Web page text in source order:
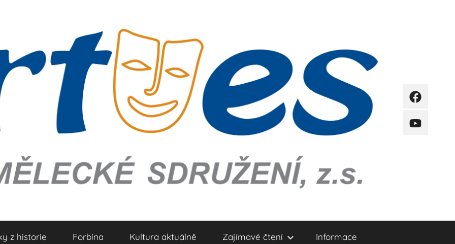
FB
YB
z historie Forbína Kultura aktuálně Zajímavé čtení Informace